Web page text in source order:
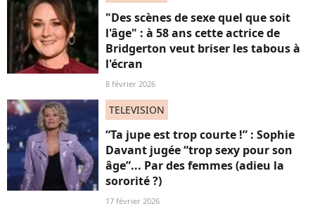
"Des scènes de sexe quel que soit
l'âge" : à 58 ans cette actrice de
Bridgerton veut briser les tabous à
l'écran
8 février 2026
TELEVISION
“Ta jupe est trop courte !” : Sophie
Davant jugée “trop sexy pour son
âge”... Par des femmes (adieu la
sororité ?)
17 février 2026